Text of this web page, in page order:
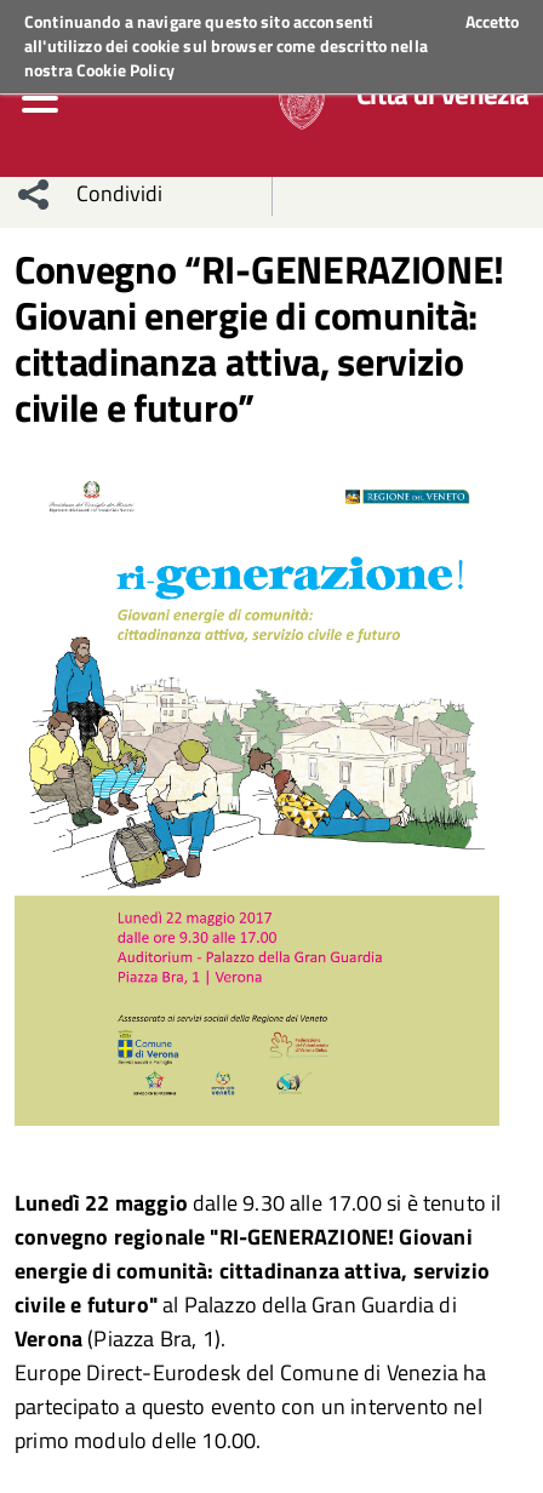
Continuando a navigare questo sito acconsenti
all'utilizzo dei cookie sul browser come descritto nella
nostraCookie Policy
Accetto
Regione Veneto ACCEDI AI SERVIZI
Città di Venezia
Condividi
sui social
network
Condividi
Condividi
su
Facebook
Condividi
su
Twitter
Condividi
Condividi
Convegno “RI-GENERAZIONE!
Giovani energie di comunità:
cittadinanza attiva, servizio
civile e futuro”
Lunedì 22 maggio dalle 9.30 alle 17.00 si è tenuto il
convegno regionale "RI-GENERAZIONE! Giovani
energie di comunità: cittadinanza attiva, servizio
civile e futuro"al Palazzo della Gran Guardia di
Verona(Piazza Bra, 1).
Europe Direct-Eurodesk del Comune di Venezia ha
partecipato a questo evento con un intervento nel
primo modulo delle 10.00.